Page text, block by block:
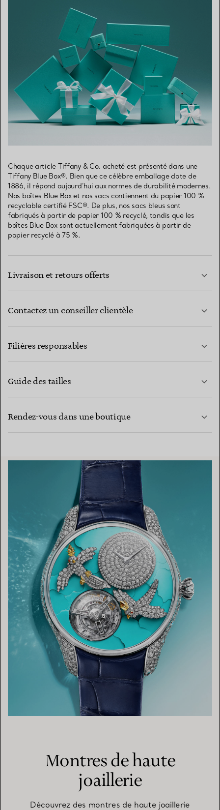
Chaque article Tiffany & Co. acheté est présenté dans une
Tiffany Blue Box®. Bien que ce célèbre emballage date de
1886, il répond aujourd’hui aux normes de durabilité modernes.
Nos boîtes Blue Box et nos sacs contiennent du papier 100 %
recyclable certifié FSC®. De plus, nos sacs bleus sont
fabriqués à partir de papier 100 % recyclé, tandis que les
boîtes Blue Box sont actuellement fabriquées à partir de
papier recyclé à 75 %.
Livraison et retours offerts
Contactez un conseiller clientèle
Filières responsables
Guide des tailles
Rendez-vous dans une boutique
TROUVEZ LA BOUTIQUE LA PLUS PROCHE
Montres de haute
joaillerie
Découvrez des montres de haute joaillerie